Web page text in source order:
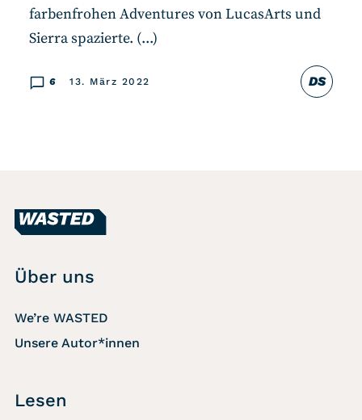
DS
6 13. März 2022
farbenfrohen Adventures von LucasArts und
Sierra spazierte. (...)
Über uns
We’re WASTED
Unsere Autor*innen
Lesen